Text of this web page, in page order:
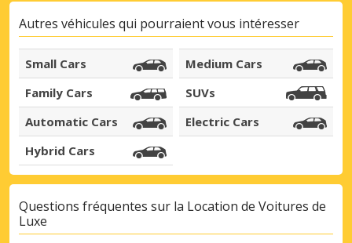
Autres véhicules qui pourraient vous intéresser
Small Cars
Medium Cars
Family Cars
SUVs
Automatic Cars
Electric Cars
Hybrid Cars
Questions fréquentes sur la Location de Voitures de
Luxe